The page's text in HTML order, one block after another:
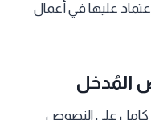
عليها في أعمال
المُدخل
كامل على النصوص